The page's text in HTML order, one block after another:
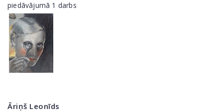
piedāvājumā 1 darbs
Āriņš Leonīds